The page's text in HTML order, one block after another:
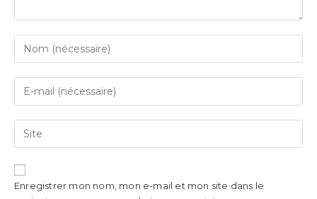
Enregistrer mon nom, mon e-mail et mon site dans le